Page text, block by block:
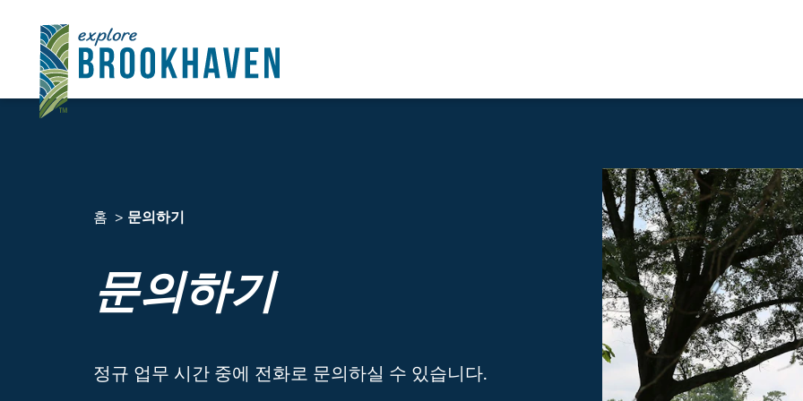
콘텐츠로 건너뛰기
홈 문의하기
문의하기
정규 업무 시간 중에 전화로 문의하실 수 있습니다.